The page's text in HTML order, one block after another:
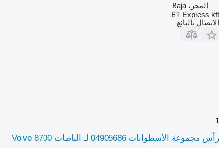
المجر، Baja
BT Express kft
الاتصال بالبائع
1
رأس مجموعة الأسطوانات 04905686 لـ الباصات Volvo 8700